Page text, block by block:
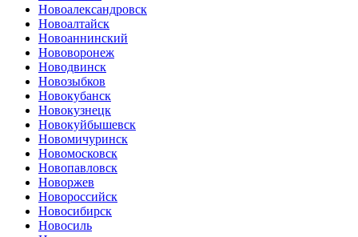
Новоалександровск
Новоалтайск
Новоаннинский
Нововоронеж
Новодвинск
Новозыбков
Новокубанск
Новокузнецк
Новокуйбышевск
Новомичуринск
Новомосковск
Новопавловск
Новоржев
Новороссийск
Новосибирск
Новосиль